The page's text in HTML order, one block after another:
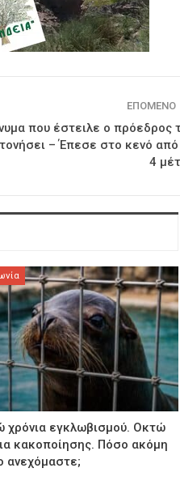
ΕΠΌΜΕΝΟ
που έστειλε ο πρόεδρος
– Έπεσε στο κενό
4
χρόνια εγκλωβισμού. Οκτώ
κακοποίησης. Πόσο ακόμη
ανεχόμαστε;